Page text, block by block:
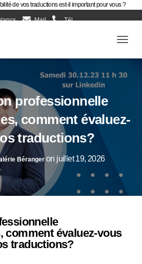
de vos traductions est-il important pour vous ?
Mail Tél
professionnelle
comment évaluez-
traductions?
Bérangeron juillet 19, 2026
comment évaluez-vous
traductions?